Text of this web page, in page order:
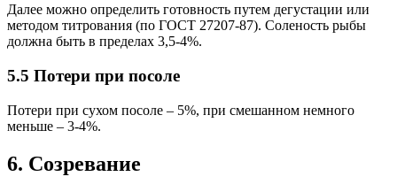
Далее можно определить готовность путем дегустации или
методом титрования (по ГОСТ 27207-87). Соленость рыбы
должна быть в пределах 3,5-4%.
5.5 Потери при посоле
Потери при сухом посоле – 5%, при смешанном немного
меньше – 3-4%.
6. Созревание